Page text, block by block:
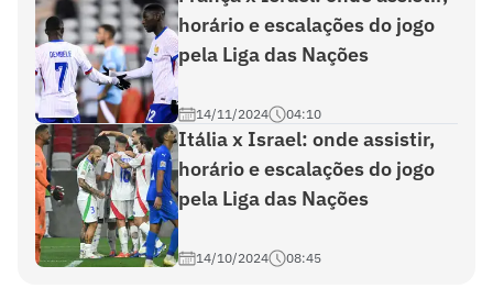
horário e escalações do jogo
pela Liga das Nações
14/11/2024 04:10
Itália x Israel: onde assistir,
horário e escalações do jogo
pela Liga das Nações
14/10/2024 08:45